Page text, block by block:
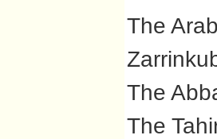
The
The
The